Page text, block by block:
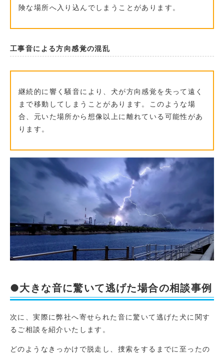
険な場所へ入り込んでしまうことがあります。
工事音による方向感覚の混乱
継続的に響く騒音により、犬が方向感覚を失って遠く
まで移動してしまうことがあります。このような場
合、元いた場所から想像以上に離れている可能性があ
ります。
●大きな音に驚いて逃げた場合の相談事例
次に、実際に弊社へ寄せられた音に驚いて逃げた犬に関す
るご相談を紹介いたします。
どのようなきっかけで脱走し、捜索をするまでに至ったの